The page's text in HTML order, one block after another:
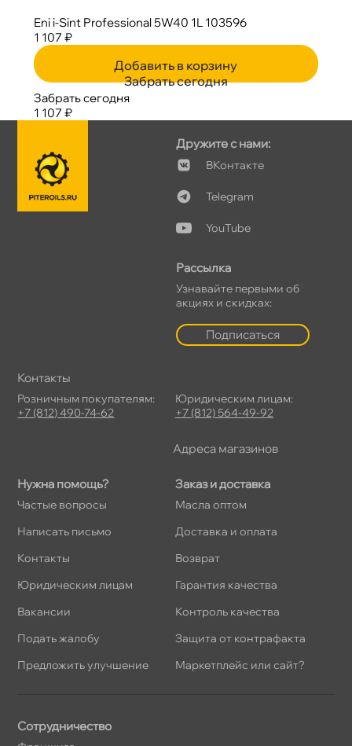
Eni i-Sint Professional 5W40 1L 103596
1 107 ₽
Добавить в корзину
Забрать сегодня
Забрать сегодня
1 107 ₽
Нужна помощь?
Частые вопросы
Написать письмо
Контакты
Юридическим лицам
акансии
Подать жалобу
Предложить улучшение
Заказ и доставка
Масла оптом
Доставка и оплата
озврат
Гарантия качества
Контроль качества
Защита от контрафакта
Маркетплейс или сайт?
Дружите с нами:
Контакте
Telegram
YouTube
Рассылка
Узнавайте первыми о
акциях и скидках:
Подписаться
Сотрудничество
Контакты
Розничным покупателям:
+7 (812) 490-74-62
Юридическим лицам:
+7 (812) 564-49-92
Адреса магазино